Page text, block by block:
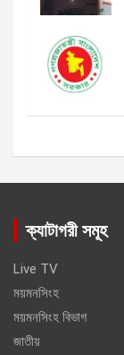
ক্যাটাগরী সমূহ
Live TV
ময়মনসিংহ
ময়মনসিংহ বিভাগ
জাতীয়